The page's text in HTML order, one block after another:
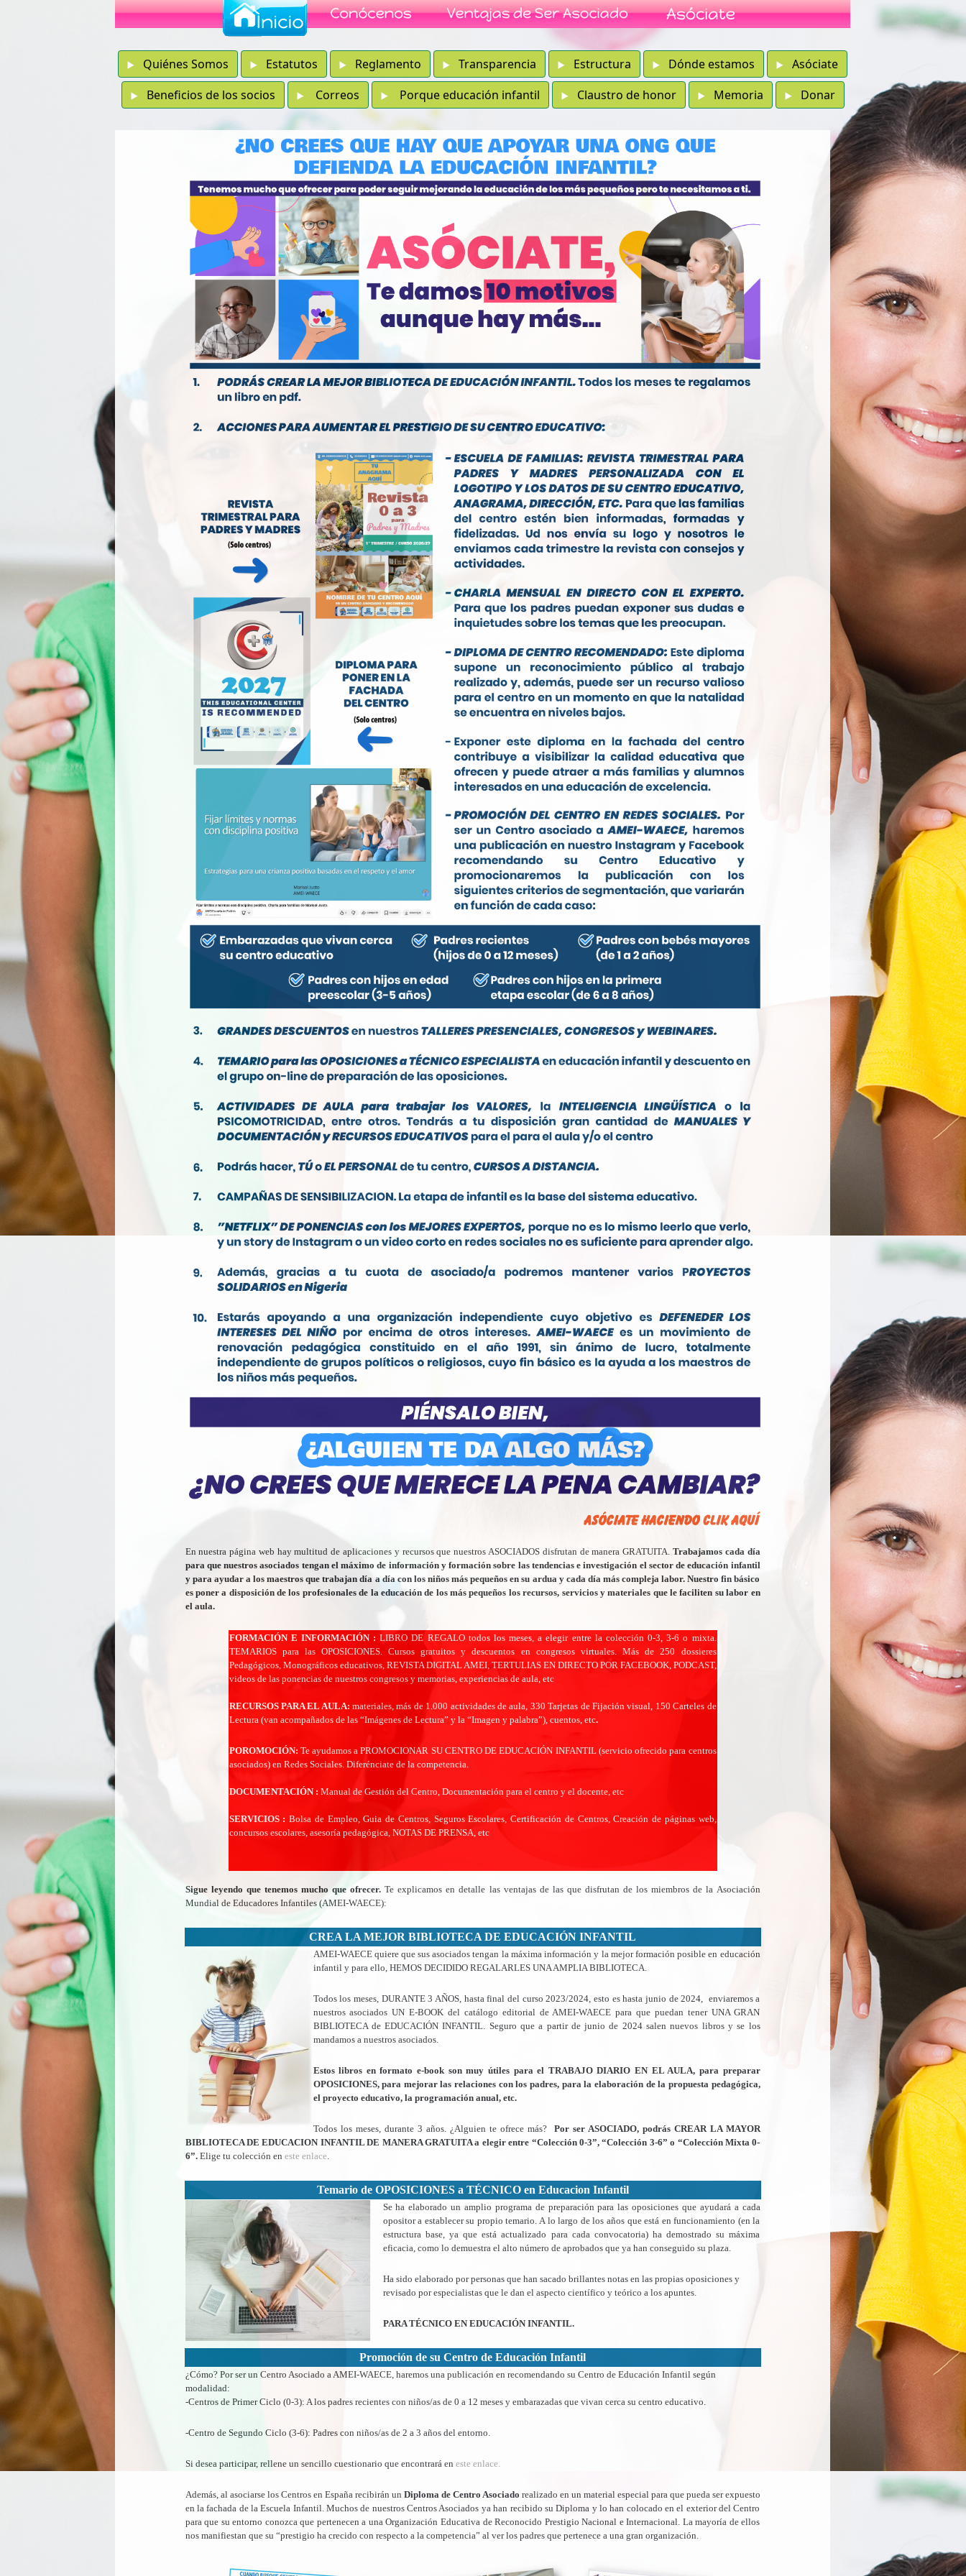
Quiénes Somos Estatutos Reglamento Transparencia Estructura Dónde estamos
Asóciate
Beneficios de los socios
Correos Porque educación infantil Claustro de honor Memoria Donar
En nuestra página web hay multitud de aplicaciones y recursos que nuestros ASOCIADOS disfrutan de manera GRATUITA. Trabajamos cada día
para que nuestros asociados tengan el máximo de información y formación sobre las tendencias e investigación el sector de educación infantil
y para ayudar a los maestros que trabajan día a día con los niños más pequeños en su ardua y cada día más compleja labor. Nuestro fin básico
es poner a disposición de los profesionales de la educación de los más pequeños los recursos, servicios y materiales que le faciliten su labor en
el aula.
FORMACIÓN E INFORMACIÓN :LIBRO DE REGALO todos los meses, a elegir entre la colección 0-3, 3-6 o mixta.
TEMARIOS para las OPOSICIONES. Cursos gratuitos y descuentos en congresos virtuales. Más de 250 dossieres
Pedagógicos, Monográficos educativos, REVISTA DIGITAL AMEI, TERTULIAS EN DIRECTO POR FACEBOOK, PODCAST,
videos de las ponencias de nuestros congresos y memorias, experiencias de aula, etc
RECURSOS PARA EL AULA:materiales, más de 1.000 actividades de aula, 330 Tarjetas de Fijación visual, 150 Carteles de
Lectura (van acompañados de las “Imágenes de Lectura” y la “Imagen y palabra”), cuentos, etc.
POROMOCIÓN: Te ayudamos a PROMOCIONAR SU CENTRO DE EDUCACIÓN INFANTIL (servicio ofrecido para centros
asociados) en Redes Sociales. Diferénciate de la competencia.
DOCUMENTACIÓN : Manual de Gestión del Centro, Documentación para el centro y el docente, etc
SERVICIOS : Bolsa de Empleo, Guia de Centros, Seguros Escolares, Certificación de Centros, Creación de páginas web,
concursos escolares, asesoría pedagógica, NOTAS DE PRENSA, etc
Sigue leyendo que tenemos mucho que ofrecer.Te explicamos en detalle las ventajas de las que disfrutan de los miembros de la Asociación
Mundial de Educadores Infantiles (AMEI-WAECE):
CREA LA MEJOR BIBLIOTECA DE EDUCACIÓN INFANTIL
AMEI-WAECE quiere que sus asociados tengan la máxima información y la mejor formación posible en educación
infantil y para ello, HEMOS DECIDIDO REGALARLES UNA AMPLIA BIBLIOTECA.
Todos los meses, DURANTE 3 AÑOS, hasta final del curso 2023/2024, esto es hasta junio de 2024, enviaremos a
nuestros asociados UN E-BOOK del catálogo editorial de AMEI-WAECE para que puedan tener UNA GRAN
BIBLIOTECA de EDUCACIÓN INFANTIL. Seguro que a partir de junio de 2024 salen nuevos libros y se los
mandamos a nuestros asociados.
Estos libros en formato e-book son muy útiles para el TRABAJO DIARIO EN EL AULA, para preparar
OPOSICIONES, para mejorar las relaciones con los padres, para la elaboración de la propuesta pedagógica,
el proyecto educativo, la programación anual, etc.
Todos los meses, durante 3 años. ¿Alguien te ofrece más? Por ser ASOCIADO, podrás CREAR LA MAYOR
BIBLIOTECA DE EDUCACION INFANTIL DE MANERA GRATUITA a elegir entre “Colección 0-3”, “Colección 3-6” o “Colección Mixta 0-
6”. Elige tu colección en este enlace.
Temario de OPOSICIONES a TÉCNICO en Educacion Infantil
Se ha elaborado un amplio programa de preparación para las oposiciones que ayudará a cada
opositor a establecer su propio temario. A lo largo de los años que está en funcionamiento (en la
estructura base, ya que está actualizado para cada convocatoria) ha demostrado su máxima
eficacia, como lo demuestra el alto número de aprobados que ya han conseguido su plaza.
Ha sido elaborado por personas que han sacado brillantes notas en las propias oposiciones y
revisado por especialistas que le dan el aspecto científico y teórico a los apuntes.
PARA TÉCNICO EN EDUCACIÓN INFANTIL.
Promoción de su Centro de Educación Infantil
¿Cómo? Por ser un Centro Asociado a AMEI-WAECE, haremos una publicación en recomendando su Centro de Educación Infantil según
modalidad:
-Centros de Primer Ciclo (0-3): A los padres recientes con niños/as de 0 a 12 meses y embarazadas que vivan cerca su centro educativo.
-Centro de Segundo Ciclo (3-6): Padres con niños/as de 2 a 3 años del entorno.
Si desea participar, rellene un sencillo cuestionario que encontrará en este enlace.
Además, al asociarse los Centros en España recibirán un Diploma de Centro Asociado realizado en un material especial para que pueda ser expuesto
en la fachada de la Escuela Infantil. Muchos de nuestros Centros Asociados ya han recibido su Diploma y lo han colocado en el exterior del Centro
para que su entorno conozca que pertenecen a una Organización Educativa de Reconocido Prestigio Nacional e Internacional. La mayoría de ellos
nos manifiestan que su “prestigio ha crecido con respecto a la competencia” al ver los padres que pertenece a una gran organización.